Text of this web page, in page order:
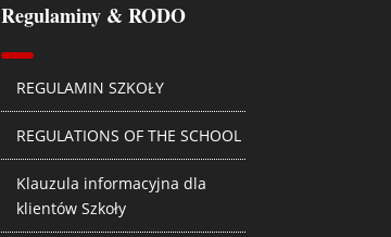
Regulaminy & RODO
REGULAMIN SZKOŁY
REGULATIONS OF THE SCHOOL
Klauzula informacyjna dla
klientów Szkoły